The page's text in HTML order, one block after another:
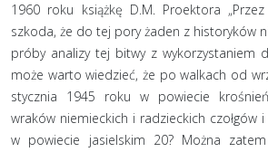
1960 roku książkę D.M. Proektora „Przez
szkoda, że do tej pory żaden z historyków
próby analizy tej bitwy z wykorzystaniem
może warto wiedzieć, że po walkach od
stycznia 1945 roku w powiecie
wraków niemieckich i radzieckich czołgów
w powiecie jasielskim 20? Można